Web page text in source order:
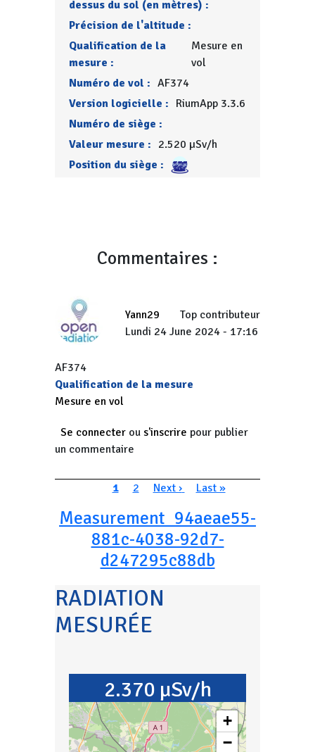
dessus du sol (en mètres) :
Précision de l'altitude :
Qualification de la
mesure :
Mesure en
vol
Numéro de vol : AF374
Version logicielle : RiumApp 3.3.6
Numéro de siège :
Valeur mesure : 2.520 µSv/h
Position du siège :
Commentaires :
Yann29
Top contributeur
Lundi 24 June 2024 - 17:16
AF374
Qualification de la mesure
Mesure en vol
Se connecter ou s'inscrire pour publier
un commentaire
PaginationPage courante
1 Page
2 Page suivante
Next › Dernière page
Last »
Measurement_94aeae55-
881c-4038-92d7-
d247295c88db
RADIATION
MESURÉE
2.370 µSv/h
+
−